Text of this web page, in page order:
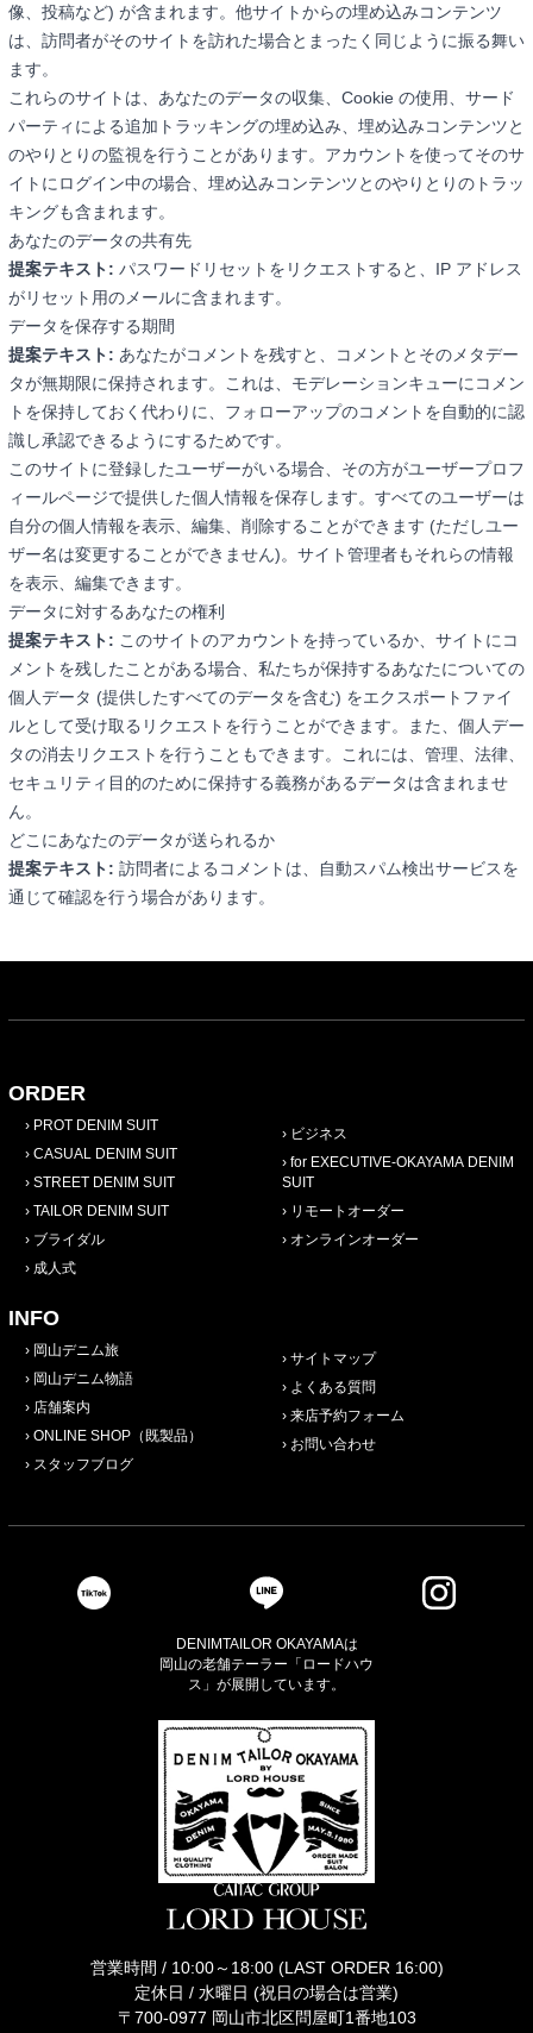
像、投稿など) が含まれます。他サイトからの埋め込みコンテンツ
は、訪問者がそのサイトを訪れた場合とまったく同じように振る舞い
ます。
これらのサイトは、あなたのデータの収集、Cookie の使用、サード
パーティによる追加トラッキングの埋め込み、埋め込みコンテンツと
のやりとりの監視を行うことがあります。アカウントを使ってそのサ
イトにログイン中の場合、埋め込みコンテンツとのやりとりのトラッ
キングも含まれます。
あなたのデータの共有先
提案テキスト: パスワードリセットをリクエストすると、IP アドレス
がリセット用のメールに含まれます。
データを保存する期間
提案テキスト: あなたがコメントを残すと、コメントとそのメタデー
タが無期限に保持されます。これは、モデレーションキューにコメン
トを保持しておく代わりに、フォローアップのコメントを自動的に認
識し承認できるようにするためです。
このサイトに登録したユーザーがいる場合、その方がユーザープロフ
ィールページで提供した個人情報を保存します。すべてのユーザーは
自分の個人情報を表示、編集、削除することができます (ただしユー
ザー名は変更することができません)。サイト管理者もそれらの情報
を表示、編集できます。
データに対するあなたの権利
提案テキスト: このサイトのアカウントを持っているか、サイトにコ
メントを残したことがある場合、私たちが保持するあなたについての
個人データ (提供したすべてのデータを含む) をエクスポートファイ
ルとして受け取るリクエストを行うことができます。また、個人デー
タの消去リクエストを行うこともできます。これには、管理、法律、
セキュリティ目的のために保持する義務があるデータは含まれませ
ん。
どこにあなたのデータが送られるか
提案テキスト: 訪問者によるコメントは、自動スパム検出サービスを
通じて確認を行う場合があります。
ORDER
PROT DENIM SUIT
CASUAL DENIM SUIT
STREET DENIM SUIT
TAILOR DENIM SUIT
ブライダル
成人式
ビジネス
for EXECUTIVE-OKAYAMA DENIM
SUIT
リモートオーダー
オンラインオーダー
INFO
岡山デニム旅
岡山デニム物語
店舗案内
ONLINE SHOP（既製品）
スタッフブログ
サイトマップ
よくある質問
来店予約フォーム
お問い合わせ
DENIMTAILOR OKAYAMAは
岡山の老舗テーラー「ロードハウ
ス」が展開しています。
営業時間 / 10:00～18:00 (LAST ORDER 16:00)
定休日 / 水曜日 (祝日の場合は営業)
〒700-0977 岡山市北区問屋町1番地103